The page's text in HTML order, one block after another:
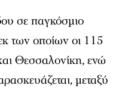
σε παγκόσμιο
των οποίων οι 115
Θεσσαλονίκη, ενώ
μεταξύ